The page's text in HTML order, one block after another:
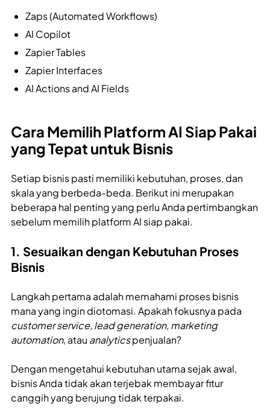
Zaps (Automated Workflows)
AI Copilot
Zapier Tables
Zapier Interfaces
AI Actions and AI Fields
Cara Memilih Platform AI Siap Pakai
yang Tepat untuk Bisnis
Setiap bisnis pasti memiliki kebutuhan, proses, dan
skala yang berbeda-beda. Berikut ini merupakan
beberapa hal penting yang perlu Anda pertimbangkan
sebelum memilih platform AI siap pakai.
1. Sesuaikan dengan Kebutuhan Proses
Bisnis
Langkah pertama adalah memahami proses bisnis
mana yang ingin diotomasi. Apakah fokusnya pada
customer service, lead generation, marketing
automation, atau analyticspenjualan?
Dengan mengetahui kebutuhan utama sejak awal,
bisnis Anda tidak akan terjebak membayar fitur
canggih yang berujung tidak terpakai.